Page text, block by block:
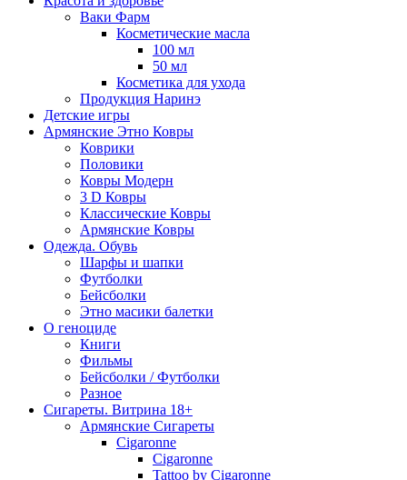
Ваки Фарм
Косметические масла
100 мл
50 мл
Косметика для ухода
Продукция Наринэ
Детские игры
Армянские Этно Ковры
Коврики
Половики
Ковры Модерн
3 D Ковры
Классические Ковры
Армянские Ковры
Одежда. Обувь
Шарфы и шапки
Футболки
Бейсболки
Этно масики балетки
О геноциде
Книги
Фильмы
Бейсболки / Футболки
Разное
Сигареты. Витрина 18+
Армянские Сигареты
Cigaronne
Cigaronne
Tattoo by Cigaronne